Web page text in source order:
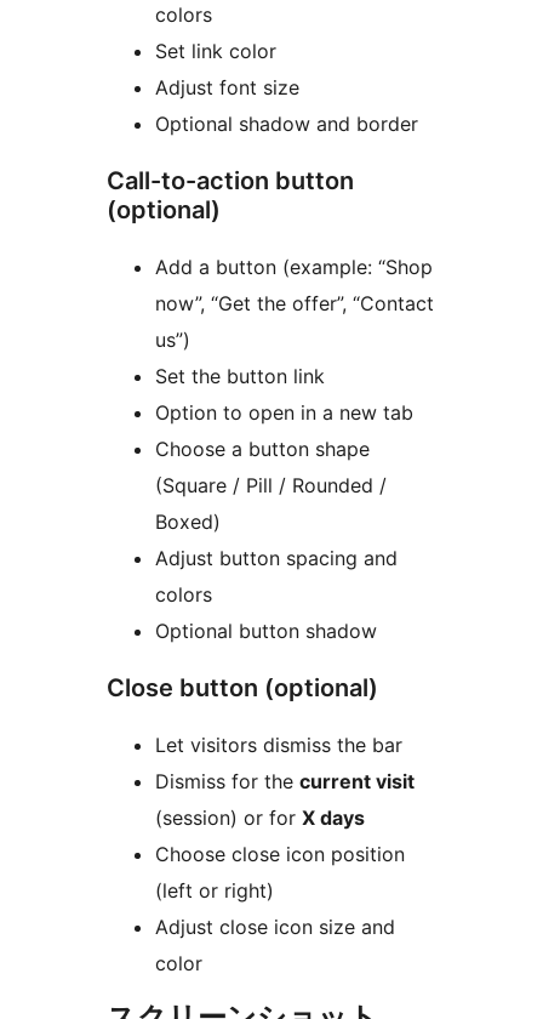
colors
Set link color
Adjust font size
Optional shadow and border
Call-to-action button
(optional)
Add a button (example: “Shop
now”, “Get the offer”, “Contact
us”)
Set the button link
Option to open in a new tab
Choose a button shape
(Square / Pill / Rounded /
Boxed)
Adjust button spacing and
colors
Optional button shadow
Close button (optional)
Let visitors dismiss the bar
Dismiss for the current visit
(session) or for X days
Choose close icon position
(left or right)
Adjust close icon size and
color